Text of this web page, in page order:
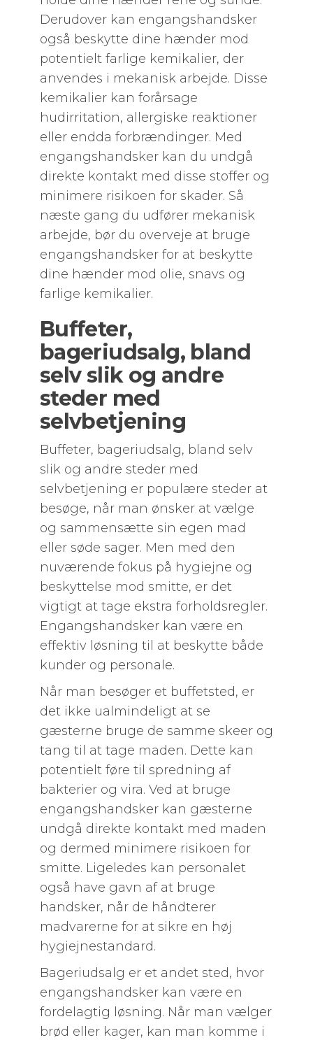
Derudover kan engangshandsker
også beskytte dine hænder mod
potentielt farlige kemikalier, der
anvendes i mekanisk arbejde. Disse
kemikalier kan forårsage
hudirritation, allergiske reaktioner
eller endda forbrændinger. Med
engangshandsker kan du undgå
direkte kontakt med disse stoffer og
minimere risikoen for skader. Så
næste gang du udfører mekanisk
arbejde, bør du overveje at bruge
engangshandsker for at beskytte
dine hænder mod olie, snavs og
farlige kemikalier.
Buffeter,
bageriudsalg, bland
selv slik og andre
steder med
selvbetjening
Buffeter, bageriudsalg, bland selv
slik og andre steder med
selvbetjening er populære steder at
besøge, når man ønsker at vælge
og sammensætte sin egen mad
eller søde sager. Men med den
nuværende fokus på hygiejne og
beskyttelse mod smitte, er det
vigtigt at tage ekstra forholdsregler.
Engangshandsker kan være en
effektiv løsning til at beskytte både
kunder og personale.
Når man besøger et buffetsted, er
det ikke ualmindeligt at se
gæsterne bruge de samme skeer og
tang til at tage maden. Dette kan
potentielt føre til spredning af
bakterier og vira. Ved at bruge
engangshandsker kan gæsterne
undgå direkte kontakt med maden
og dermed minimere risikoen for
smitte. Ligeledes kan personalet
også have gavn af at bruge
handsker, når de håndterer
madvarerne for at sikre en høj
hygiejnestandard.
Bageriudsalg er et andet sted, hvor
engangshandsker kan være en
fordelagtig løsning. Når man vælger
brød eller kager, kan man komme i